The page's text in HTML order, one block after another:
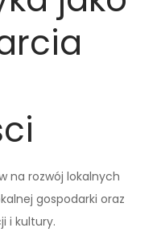
na rozwój lokalnych
gospodarki oraz
i kultury.